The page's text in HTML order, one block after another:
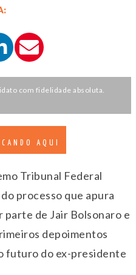
com fidelidade absoluta.
AQUI
Tribunal Federal
processo que apura
de Jair Bolsonaro e
depoimentos
futuro do ex-presidente